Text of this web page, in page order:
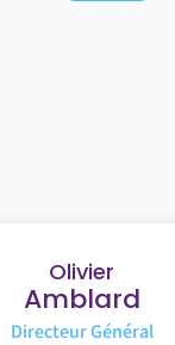
Olivier
Amblard
Directeur Général